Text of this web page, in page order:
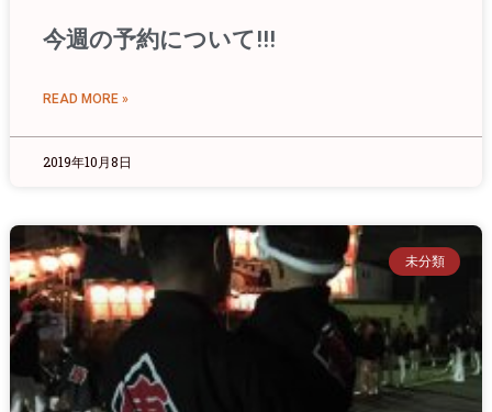
今週の予約について!!!
READ MORE »
2019年10月8日
未分類